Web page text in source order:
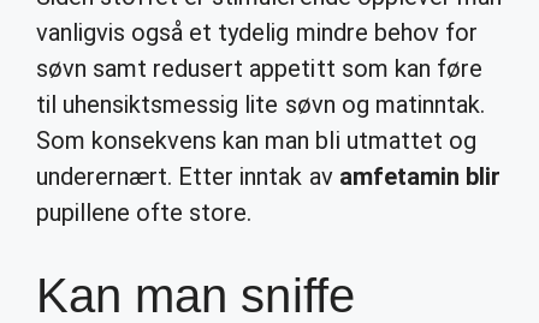
vanligvis også et tydelig mindre behov for
søvn samt redusert appetitt som kan føre
til uhensiktsmessig lite søvn og matinntak.
Som konsekvens kan man bli utmattet og
underernært. Etter inntak av amfetamin blir
pupillene ofte store.
Kan man sniffe